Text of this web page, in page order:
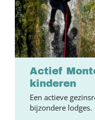
Actief
kinderen
Een actieve
bijzondere lodges.